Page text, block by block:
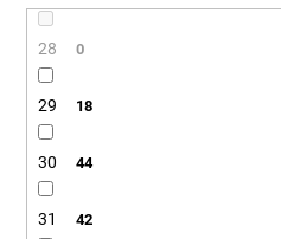
28 0
29 18
30 44
31 42